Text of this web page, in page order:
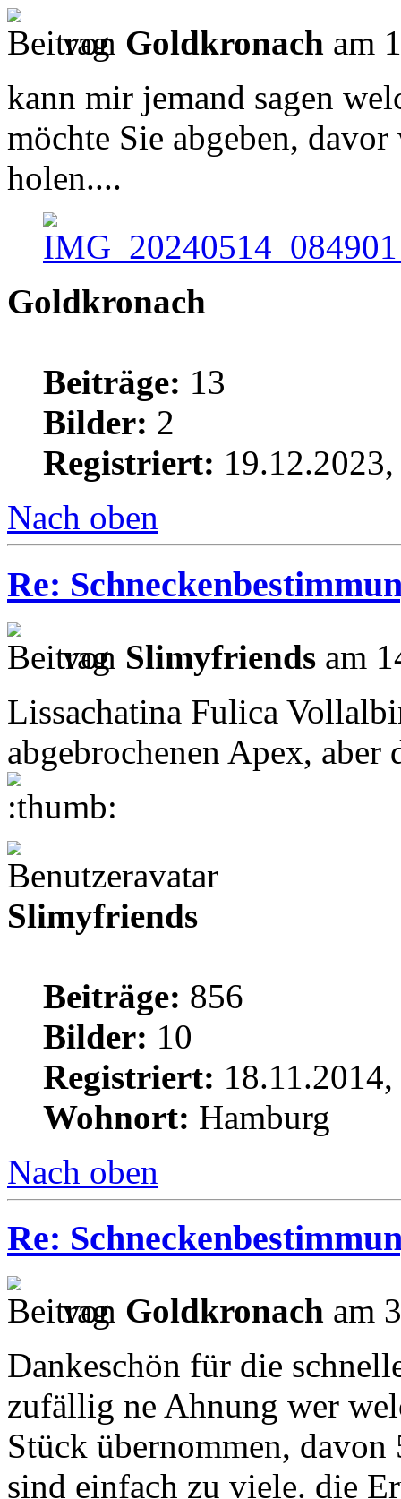
von Goldkronach am
kann mir jemand sagen
möchte Sie abgeben,
holen....
Goldkronach
Beiträge: 13
Bilder: 2
Registriert:
Nach oben
Re:
von Slimyfriends am
Lissachatina Fulica
abgebrochenen Apex, aber
Slimyfriends
Beiträge: 856
Bilder: 10
Registriert:
Wohnort: Hamburg
Nach oben
Re:
von Goldkronach am
Dankeschön für die
zufällig ne Ahnung wer
Stück übernommen, davon
sind einfach zu viele. die